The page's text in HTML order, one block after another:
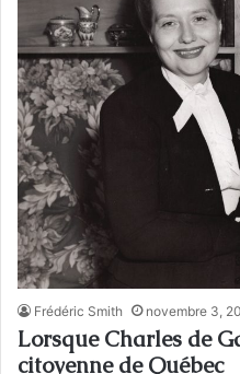
Frédéric Smith novembre 3,
Lorsque Charles de
citoyenne de Québec